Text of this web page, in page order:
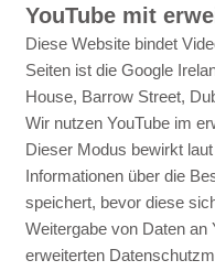
YouTube mit
Diese Website bindet
Seiten ist die Google
House, Barrow Street,
Wir nutzen YouTube im
Dieser Modus bewirkt
Informationen über die
speichert, bevor diese
Weitergabe von Daten an
erweiterten